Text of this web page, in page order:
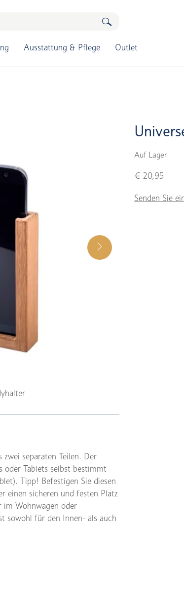
Ausstattung & Pflege Outlet
Auf Lager
€ 20,95
Senden Sie
separaten Teilen. Der
oder Tablets selbst bestimmt
Tipp! Befestigen Sie diesen
einen sicheren und festen Platz
im Wohnwagen oder
sowohl für den Innen- als auch